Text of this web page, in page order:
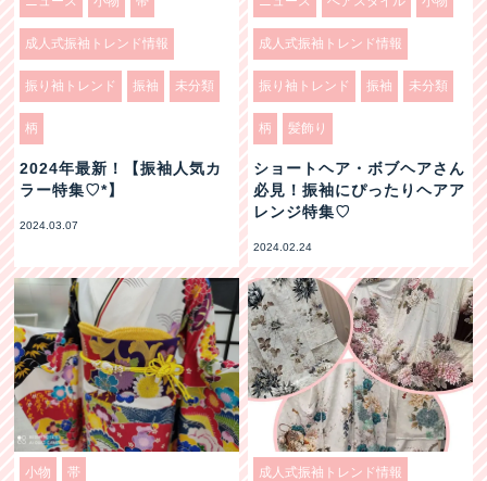
成人式振袖トレンド情報
振り袖トレンド 振袖 未分類
柄
2024年最新！【振袖人気カ
ラー特集♡*】
2024.03.07
成人式振袖トレンド情報
振り袖トレンド 振袖 未分類
柄 髪飾り
ショートヘア・ボブヘアさん
必見！振袖にぴったりヘアア
レンジ特集♡
2024.02.24
小物 帯 成人式振袖トレンド情報